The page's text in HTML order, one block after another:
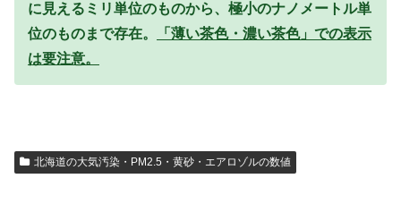
に見えるミリ単位のものから、極小のナノメートル単
位のものまで存在。
「薄い茶色・濃い茶色」での表示
は要注意。
北海道の大気汚染・PM2.5・黄砂・エアロゾルの数値